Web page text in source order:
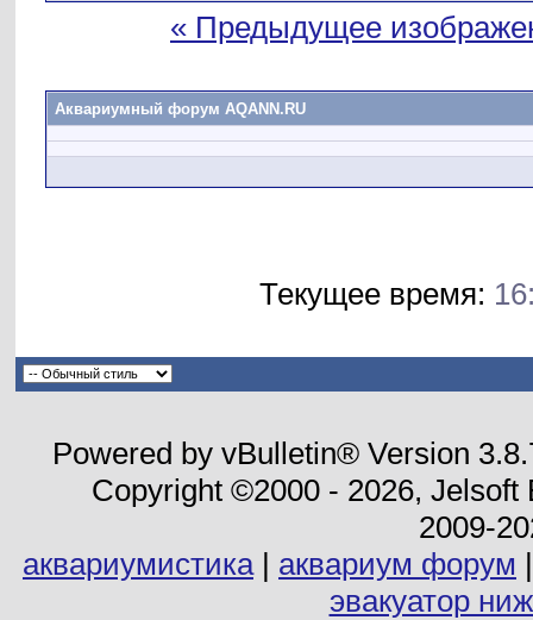
« Предыдущее
Аквариумный форум AQANN.RU
Текущее время:
Powered by vBulletin® Version
Copyright ©2000 - 2026,
2009-
аквариумистика| аквариум форум
эвакуатор